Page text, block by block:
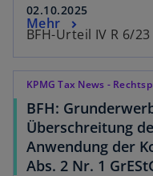
02.10.2025
BFH-Urteil IV R 6/23
Mehr
KPMG Tax News -
BFH:
Überschreitung
Anwendung der
Abs. 2 Nr. 1